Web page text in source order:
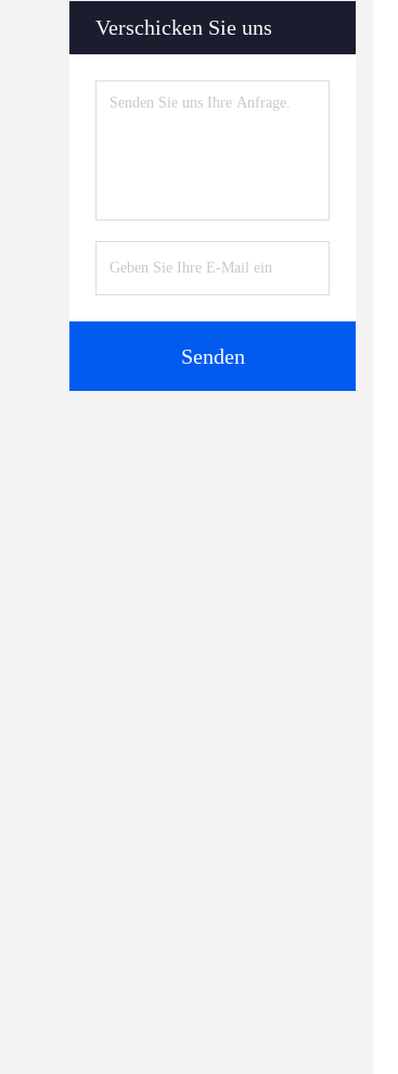
Verschicken Sie uns
Senden